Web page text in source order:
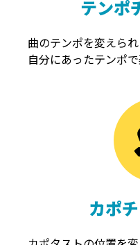
テンポ
曲のテンポを変えら
自分にあったテンポ
カポ